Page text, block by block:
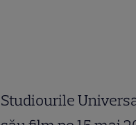
Studiourile